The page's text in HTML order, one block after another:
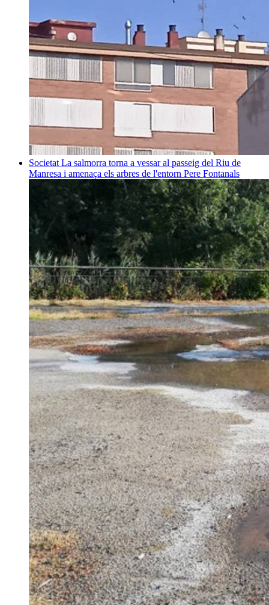
Societat La salmorra torna a vessar al passeig del Riu de
Manresa i amenaça els arbres de l'entorn Pere Fontanals